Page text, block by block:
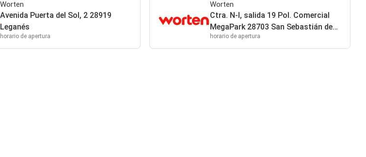
Worten
Avenida Puerta del Sol, 2 28919
Leganés
horario de apertura
Worten
Ctra. N-I, salida 19 Pol. Comercial
MegaPark 28703 San Sebastián de
los Reyes
horario de apertura